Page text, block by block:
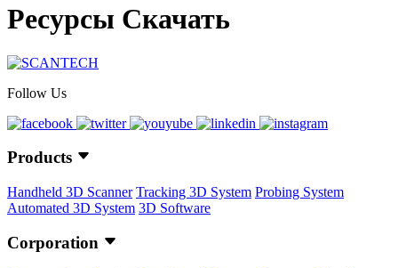
Ресурсы Скачать
Follow Us
Products
Handheld 3D Scanner Tracking 3D System Probing System
Automated 3D System 3D Software
Corporation